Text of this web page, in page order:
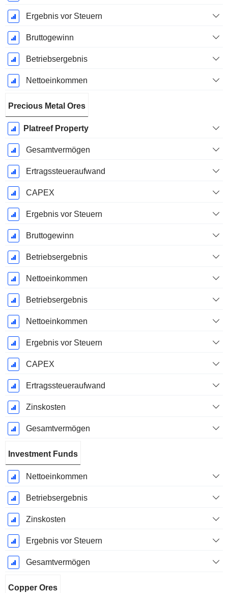
Ergebnis vor Steuern
Bruttogewinn
Betriebsergebnis
Nettoeinkommen
Precious Metal Ores
Platreef Property
Gesamtvermögen
Ertragssteueraufwand
CAPEX
Ergebnis vor Steuern
Bruttogewinn
Betriebsergebnis
Nettoeinkommen
Betriebsergebnis
Nettoeinkommen
Ergebnis vor Steuern
CAPEX
Ertragssteueraufwand
Zinskosten
Gesamtvermögen
Investment Funds
Nettoeinkommen
Betriebsergebnis
Zinskosten
Ergebnis vor Steuern
Gesamtvermögen
Copper Ores